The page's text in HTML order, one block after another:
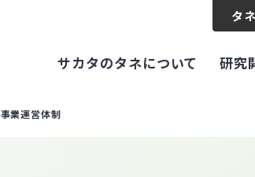
タ
サカタのタネについて 研究
事業運営体制